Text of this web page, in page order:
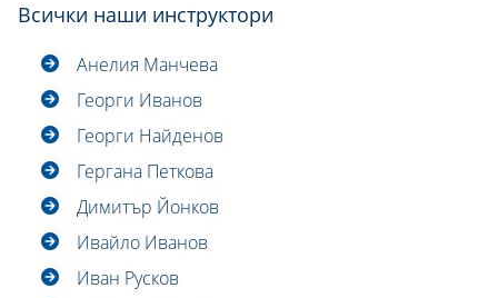
Всички наши инструктори
Анелия Манчева
Георги Иванов
Георги Найденов
Гергана Петкова
Димитър Йонков
Ивайло Иванов
Иван Русков